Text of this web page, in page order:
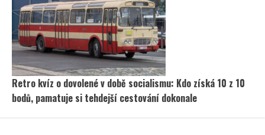
Retro kvíz o dovolené v době socialismu: Kdo získá 10 z 10
bodů, pamatuje si tehdejší cestování dokonale